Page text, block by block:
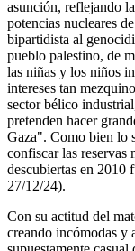
asunción, reflejando
potencias nucleares
bipartidista al
pueblo palestino, de
las niñas y los niños
intereses tan
sector bélico
pretenden hacer
Gaza . Como bien lo
confiscar las reservas
descubiertas en 2010
27/12/24).
Con su actitud del
creando incómodas y